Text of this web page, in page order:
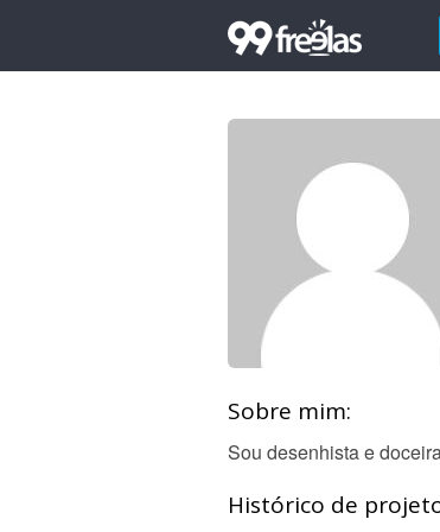
Sobre mim:
Sou desenhista e
Histórico de